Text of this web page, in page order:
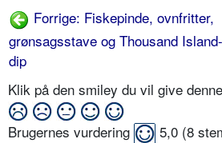
Forrige: Fiskepinde, ovnfritter,
grønsagsstave og Thousand Island-
dip
Klik på den smiley du vil give
Brugernes vurdering 5,0 (8